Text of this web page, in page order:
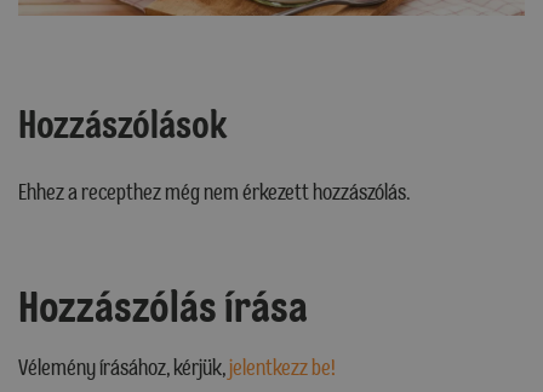
Hozzászólások
Ehhez a recepthez még nem érkezett hozzászólás.
Hozzászólás írása
Vélemény írásához, kérjük,jelentkezz be!